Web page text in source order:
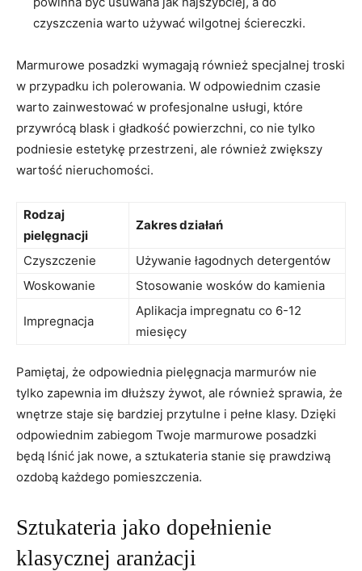
czyszczenia warto używać wilgotnej ściereczki.
Marmurowe posadzki wymagają również specjalnej troski
w przypadku ich polerowania. W odpowiednim czasie
warto zainwestować w profesjonalne usługi, które
przywrócą blask i gładkość powierzchni, co nie tylko
podniesie estetykę przestrzeni, ale również zwiększy
wartość nieruchomości.
Rodzaj
pielęgnacji
Zakres działań
Czyszczenie
Używanie łagodnych detergentów
Woskowanie
Stosowanie wosków do kamienia
Impregnacja
Aplikacja impregnatu co 6-12
miesięcy
Pamiętaj, że odpowiednia pielęgnacja marmurów nie
tylko zapewnia im dłuższy żywot, ale również sprawia, że
wnętrze staje się bardziej przytulne i pełne klasy. Dzięki
odpowiednim zabiegom Twoje marmurowe posadzki
będą lśnić jak nowe, a sztukateria stanie się prawdziwą
ozdobą każdego pomieszczenia.
Sztukateria jako dopełnienie
klasycznej aranżacji